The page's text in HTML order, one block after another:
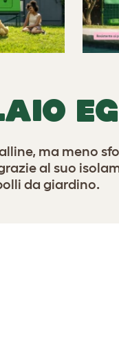
ma meno
al suo
da giardino.